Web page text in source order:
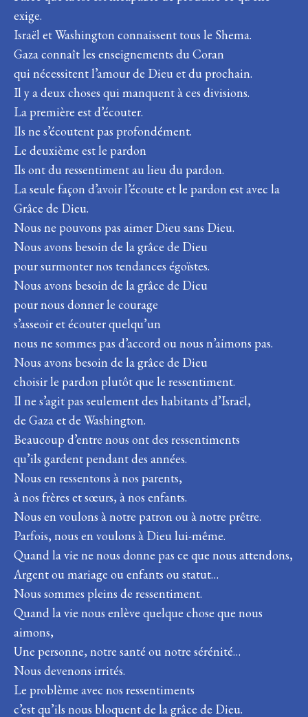
exige.
Israël et Washington connaissent tous le Shema.
Gaza connaît les enseignements du Coran
qui nécessitent l’amour de Dieu et du prochain.
Il y a deux choses qui manquent à ces divisions.
La première est d’écouter.
Ils ne s’écoutent pas profondément.
Le deuxième est le pardon
Ils ont du ressentiment au lieu du pardon.
La seule façon d’avoir l’écoute et le pardon est avec la
Grâce de Dieu.
Nous ne pouvons pas aimer Dieu sans Dieu.
Nous avons besoin de la grâce de Dieu
pour surmonter nos tendances égoïstes.
Nous avons besoin de la grâce de Dieu
pour nous donner le courage
s’asseoir et écouter quelqu’un
nous ne sommes pas d’accord ou nous n’aimons pas.
Nous avons besoin de la grâce de Dieu
choisir le pardon plutôt que le ressentiment.
Il ne s’agit pas seulement des habitants d’Israël,
de Gaza et de Washington.
Beaucoup d’entre nous ont des ressentiments
qu’ils gardent pendant des années.
Nous en ressentons à nos parents,
à nos frères et sœurs, à nos enfants.
Nous en voulons à notre patron ou à notre prêtre.
Parfois, nous en voulons à Dieu lui-même.
Quand la vie ne nous donne pas ce que nous attendons,
Argent ou mariage ou enfants ou statut…
Nous sommes pleins de ressentiment.
Quand la vie nous enlève quelque chose que nous
aimons,
Une personne, notre santé ou notre sérénité…
Nous devenons irrités.
Le problème avec nos ressentiments
c’est qu’ils nous bloquent de la grâce de Dieu.